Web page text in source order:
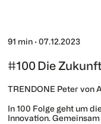
91 min ·07.12.2023
#100 Die
TRENDONE Peter von
In 100 Folge geht um
Innovation.